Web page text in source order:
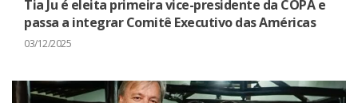
Tia Ju é eleita primeira vice-presidente da COPA e
passa a integrar Comitê Executivo das Américas
03/12/2025